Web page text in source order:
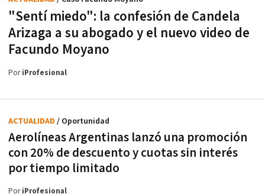
"Sentí miedo": la confesión de Candela
Arizaga a su abogado y el nuevo video de
Facundo Moyano
PoriProfesional
Aerolíneas Argentinas lanzó una promoción
con 20% de descuento y cuotas sin interés
por tiempo limitado
ACTUALIDAD / Oportunidad
PoriProfesional